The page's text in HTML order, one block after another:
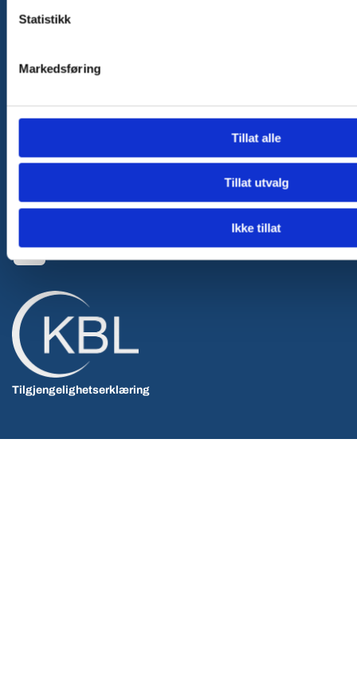
Statistikk
Markedsføring
Tillat alle
Tillat utvalg
Ikke tillat
Andersens Allservice Lachmanns vei 5, 0495 Oslo

Sosiale medier
Tilgjengelighetserklæring